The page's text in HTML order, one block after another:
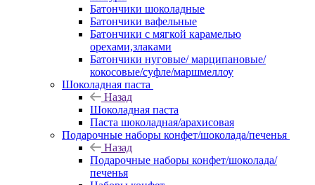
Батончики шоколадные
Батончики вафельные
Батончики с мягкой карамелью
орехами,злаками
Батончики нуговые/ марципановые/
кокосовые/суфле/маршмеллоу
Шоколадная паста
Назад
Шоколадная паста
Паста шоколадная/арахисовая
Подарочные наборы конфет/шоколада/печенья
Назад
Подарочные наборы конфет/шоколада/
печенья